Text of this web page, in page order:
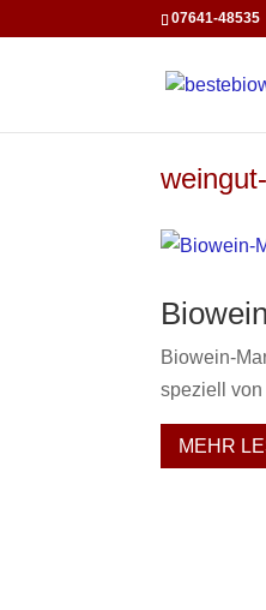
function
07641-48535
Biowein-
speziell
MEHR